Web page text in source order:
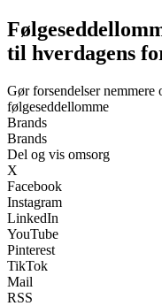
til hverdagens
Gør forsendelser nemmere
følgeseddellomme
Brands
Brands
Del og vis omsorg
X
Facebook
Instagram
LinkedIn
YouTube
Pinterest
TikTok
Mail
RSS